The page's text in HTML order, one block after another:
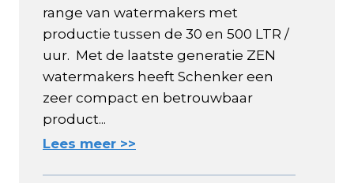
range van watermakers met
productie tussen de 30 en 500 LTR /
uur. Met de laatste generatie ZEN
watermakers heeft Schenker een
zeer compact en betrouwbaar
product...
Lees meer >>